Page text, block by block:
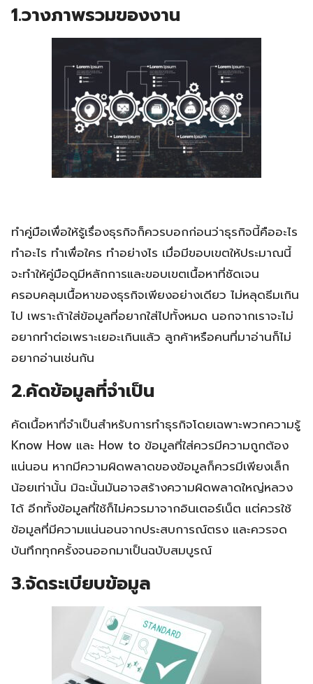
1.วางภาพรวมของงาน
ทำคู่มือเพื่อให้รู้เรื่องธุรกิจก็ควรบอกก่อนว่าธุรกิจนี้คืออะไร
ทำอะไร ทำเพื่อใคร ทำอย่างไร เมื่อมีขอบเขตให้ประมาณนี้
จะทำให้คู่มือดูมีหลักการและขอบเขตเนื้อหาที่ชัดเจน
ครอบคลุมเนื้อหาของธุรกิจเพียงอย่างเดียว ไม่หลุดธีมเกิน
ไป เพราะถ้าใส่ข้อมูลที่อยากใส่ไปทั้งหมด นอกจากเราจะไม่
อยากทำต่อเพราะเยอะเกินแล้ว ลูกค้าหรือคนที่มาอ่านก็ไม่
อยากอ่านเช่นกัน
2.คัดข้อมูลที่จำเป็น
คัดเนื้อหาที่จำเป็นสำหรับการทำธุรกิจโดยเฉพาะพวกความรู้
Know How และ How to ข้อมูลที่ใส่ควรมีความถูกต้อง
แน่นอน​ หากมีความผิดพลาดของข้อมูลก็ควรมีเพียงเล็ก
น้อยเท่านั้น มิฉะนั้นมันอาจสร้างความผิดพลาดใหญ่หลวง
ได้ อีกทั้งข้อมูลที่ใช้ก็ไม่ควรมาจากอินเตอร์เน็ต​ แต่ควรใช้
ข้อมูลที่มีความแน่นอน​จากประสบการณ์ตรง และควรจด
บันทึกทุกครั้งจนออกมาเป็นฉบับสมบูรณ์
3.จัดระเบียบข้อมูล